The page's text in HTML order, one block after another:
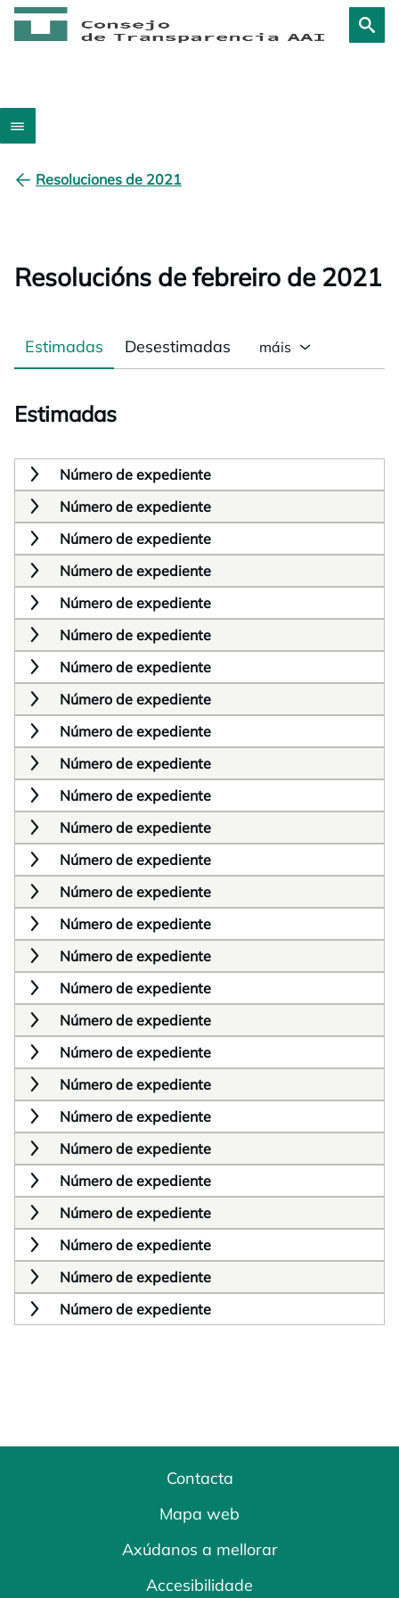
Resoluciones de 2021
Resolucións de febreiro de 2021
Estimadas Desestimadas máis
Estimadas
Número de expediente
Número de expediente
Número de expediente
Número de expediente
Número de expediente
Número de expediente
Número de expediente
Número de expediente
Número de expediente
Número de expediente
Número de expediente
Número de expediente
Número de expediente
Número de expediente
Número de expediente
Número de expediente
Número de expediente
Número de expediente
Número de expediente
Número de expediente
Número de expediente
Número de expediente
Número de expediente
Número de expediente
Número de expediente
Número de expediente
Número de expediente
Contacta
Mapa web
Axúdanos a mellorar
Accesibilidade